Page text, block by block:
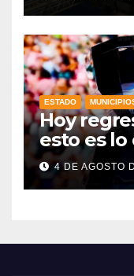
ESTADO
Hoy
esto es lo
esta
4 DE AGOSTO